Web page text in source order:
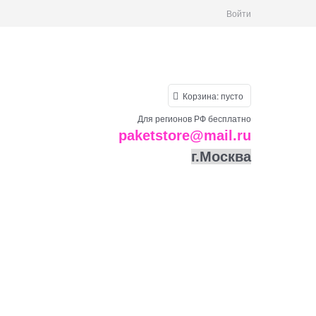
Войти
Корзина:пусто
Для регионов РФ бесплатно
paketstore@mail.ru
г.Москва